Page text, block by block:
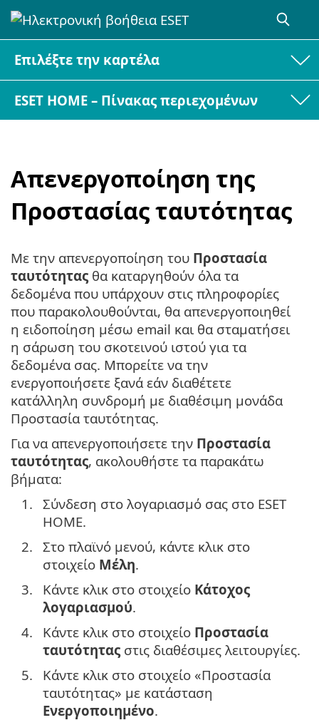
Επιλέξτε την καρτέλα
ESET HOME – Πίνακας περιεχομένων
Απενεργοποίηση της
Προστασίας ταυτότητας
Με την απενεργοποίηση του Προστασία
ταυτότητας θα καταργηθούν όλα τα
δεδομένα που υπάρχουν στις πληροφορίες
που παρακολουθούνται, θα απενεργοποιηθεί
η ειδοποίηση μέσω email και θα σταματήσει
η σάρωση του σκοτεινού ιστού για τα
δεδομένα σας. Μπορείτε να την
ενεργοποιήσετε ξανά εάν διαθέτετε
κατάλληλη συνδρομή με διαθέσιμη μονάδα
Προστασία ταυτότητας.
Για να απενεργοποιήσετε την Προστασία
ταυτότητας, ακολουθήστε τα παρακάτω
βήματα:
1. Σύνδεση στο λογαριασμό σας στο ESET
HOME.
2. Στο πλαϊνό μενού, κάντε κλικ στο
στοιχείο Μέλη.
3.
Κάντε κλικ στο στοιχείο Κάτοχος
λογαριασμού.
4.
Κάντε κλικ στο στοιχείο Προστασία
ταυτότητας στις διαθέσιμες λειτουργίες.
5.
Κάντε κλικ στο στοιχείο «Προστασία
ταυτότητας» με κατάσταση
Ενεργοποιημένο.